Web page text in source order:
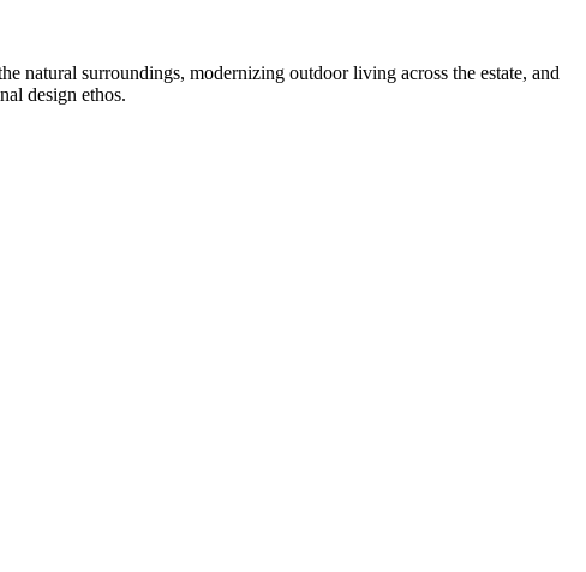
natural surroundings, modernizing outdoor living across the estate, and
design ethos.